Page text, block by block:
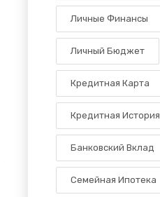
Личные Финансы
Личный Бюджет
Кредитная Карта
Кредитная История
Банковский Вклад
Семейная Ипотека